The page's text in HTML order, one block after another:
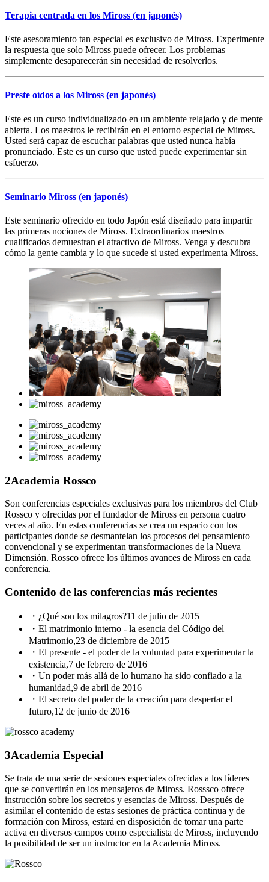
Terapia centrada en los Miross (en japonés)
Este asesoramiento tan especial es exclusivo de Miross. Experimente
la respuesta que solo Miross puede ofrecer. Los problemas
simplemente desaparecerán sin necesidad de resolverlos.
Preste oídos a los Miross (en japonés)
Este es un curso individualizado en un ambiente relajado y de mente
abierta. Los maestros le recibirán en el entorno especial de Miross.
Usted será capaz de escuchar palabras que usted nunca había
pronunciado. Este es un curso que usted puede experimentar sin
esfuerzo.
Seminario Miross (en japonés)
Este seminario ofrecido en todo Japón está diseñado para impartir
las primeras nociones de Miross. Extraordinarios maestros
cualificados demuestran el atractivo de Miross. Venga y descubra
cómo la gente cambia y lo que sucede si usted experimenta Miross.
2Academia Rossco
Son conferencias especiales exclusivas para los miembros del Club
Rossco y ofrecidas por el fundador de Miross en persona cuatro
veces al año. En estas conferencias se crea un espacio con los
participantes donde se desmantelan los procesos del pensamiento
convencional y se experimentan transformaciones de la Nueva
Dimensión. Rossco ofrece los últimos avances de Miross en cada
conferencia.
Contenido de las conferencias más recientes
・¿Qué son los milagros?11 de julio de 2015
・El matrimonio interno - la esencia del Código del
Matrimonio,23 de diciembre de 2015
・El presente - el poder de la voluntad para experimentar la
existencia,7 de febrero de 2016
・Un poder más allá de lo humano ha sido confiado a la
humanidad,9 de abril de 2016
・El secreto del poder de la creación para despertar el
futuro,12 de junio de 2016
3Academia Especial
Se trata de una serie de sesiones especiales ofrecidas a los líderes
que se convertirán en los mensajeros de Miross. Rosssco ofrece
instrucción sobre los secretos y esencias de Miross. Después de
asimilar el contenido de estas sesiones de práctica continua y de
formación con Miross, estará en disposición de tomar una parte
activa en diversos campos como especialista de Miross, incluyendo
la posibilidad de ser un instructor en la Academia Miross.